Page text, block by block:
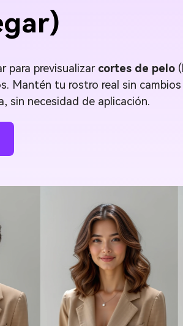
para previsualizar cortes de pelo
Mantén tu rostro real sin
sin necesidad de aplicación.